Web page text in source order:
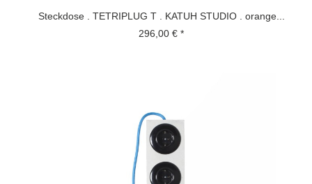
Steckdose . TETRIPLUG T . KATUH STUDIO . orange...
296,00 € *